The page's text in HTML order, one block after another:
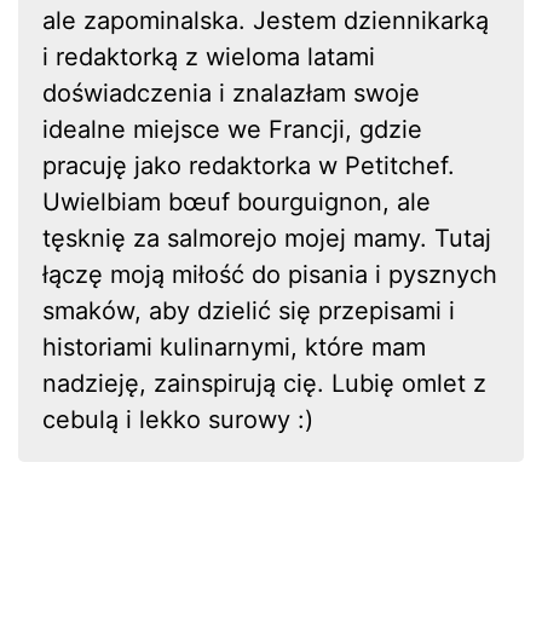
ale zapominalska. Jestem dziennikarką
i redaktorką z wieloma latami
doświadczenia i znalazłam swoje
idealne miejsce we Francji, gdzie
pracuję jako redaktorka w Petitchef.
Uwielbiam bœuf bourguignon, ale
tęsknię za salmorejo mojej mamy. Tutaj
łączę moją miłość do pisania i pysznych
smaków, aby dzielić się przepisami i
historiami kulinarnymi, które mam
nadzieję, zainspirują cię. Lubię omlet z
cebulą i lekko surowy :)